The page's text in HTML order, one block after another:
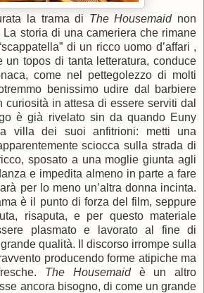
la trama di The Housemaidnon
storia di una cameriera che rimane
di un ricco uomo d’affari ,
un topos di tanta letteratura, conduce
come nel pettegolezzo di molti
benissimo udire dal barbiere
curiosità in attesa di essere serviti dal
è già rivelato sin da quando Euny
villa dei suoi anfitrioni: metti una
sciocca sulla strada di
sposato a una moglie giunta agli
e impedita almeno in parte a fare
per lo meno un’altra donna incinta.
è il punto di forza del film, seppure
risaputa, e per questo materiale
plasmato e lavorato al fine di
qualità. Il discorso irrompe sulla
producendo forme atipiche ma
The Housemaidè un altro
ancora bisogno, di come un grande